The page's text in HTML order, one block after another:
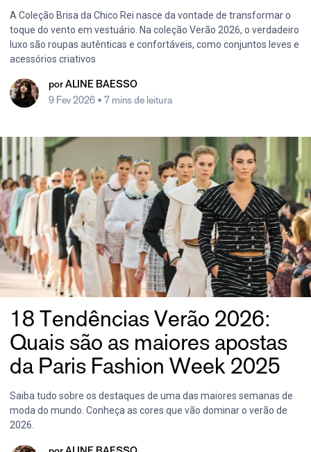
A Coleção Brisa da Chico Rei nasce da vontade de transformar o
toque do vento em vestuário. Na coleção Verão 2026, o verdadeiro
luxo são roupas autênticas e confortáveis, como conjuntos leves e
acessórios criativos
por ALINE BAESSO
9 Fev 2026 • 7 mins de leitura
18 Tendências Verão 2026:
Quais são as maiores apostas
da Paris Fashion Week 2025
Saiba tudo sobre os destaques de uma das maiores semanas de
moda do mundo. Conheça as cores que vão dominar o verão de
2026.